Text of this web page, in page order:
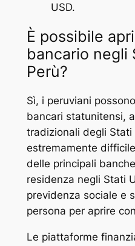
USD.
È possibile
bancario negli
Perù?
Sì, i peruviani
bancari statunitensi,
tradizionali degli
estremamente
delle principali
residenza negli Stati
previdenza sociale e
persona per aprire
Le piattaforme